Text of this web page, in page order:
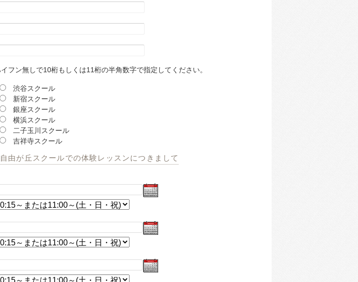
フン無しで10桁もしくは11桁の半角数字で指定してください。
渋谷スクール
新宿スクール
銀座スクール
横浜スクール
二子玉川スクール
吉祥寺スクール
自由が丘スクールでの体験レッスンにつきまして